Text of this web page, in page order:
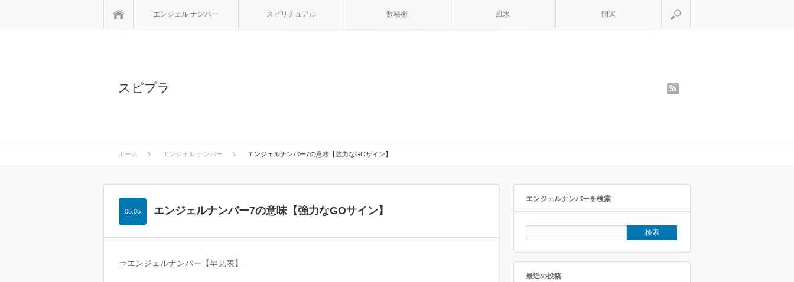
エンジェル ナンバー スピリチュアル 数秘術 風水 開運
スピプラ
ホーム エンジェル ナンバー エンジェルナンバー7の意味【強力なGOサイン】
エンジェルナンバー7の意味【強力なGOサイン】
06.05
⇒エンジェルナンバー【早見表】
エンジェルナンバーを検索
最近の投稿